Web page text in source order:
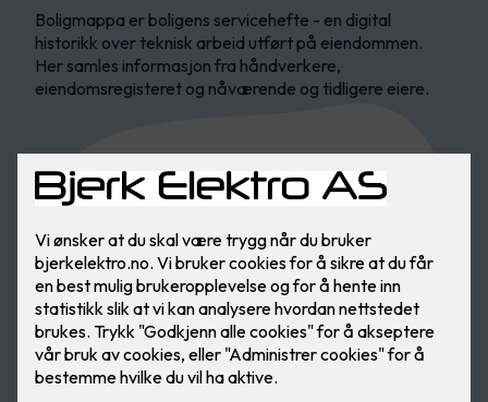
Boligmappa er boligens servicehefte - en digital
historikk over teknisk arbeid utført på eiendommen.
Her samles informasjon fra håndverkere,
eiendomsregisteret og nåværende og tidligere eiere.